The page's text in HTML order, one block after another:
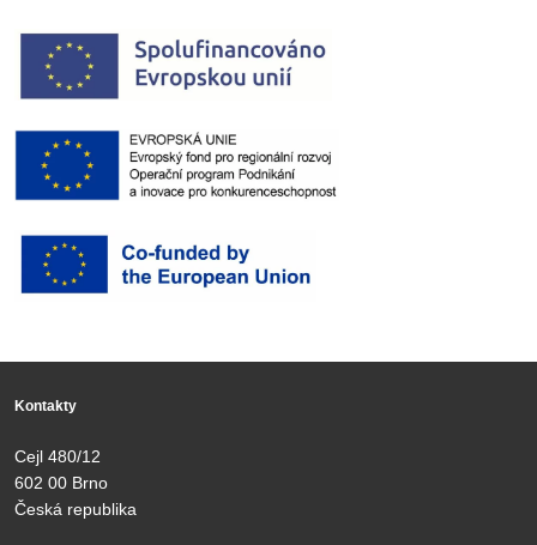
Kontakty
Cejl 480/12
602 00 Brno
Česká republika